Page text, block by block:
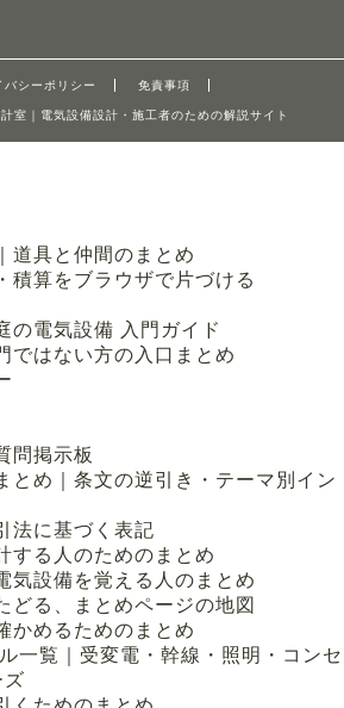
バシーポリシー 免責事項
室｜電気設備設計・施工者のための解説サイト
道具と仲間のまとめ
積算をブラウザで片づける
の電気設備 入門ガイド
ではない方の入口まとめ
問掲示板
とめ｜条文の逆引き・テーマ別イン
法に基づく表記
する人のためのまとめ
気設備を覚える人のまとめ
どる、まとめページの地図
かめるためのまとめ
一覧｜受変電・幹線・照明・コンセ
ズ